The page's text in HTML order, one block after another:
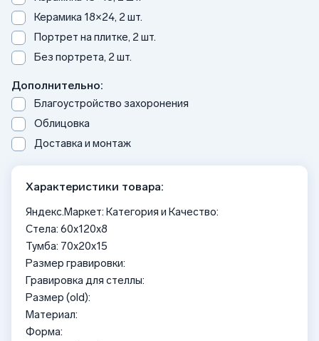
Керамика 18×24, 2 шт.
Портрет на плитке, 2 шт.
Без портрета, 2 шт.
Дополнительно:
Благоустройство захоронения
Облицовка
Доставка и монтаж
Характеристики товара:
Яндекс.Маркет: Категория и Качество:
Стела: 60х120х8
Тумба: 70x20x15
Размер гравировки:
Гравировка для стеллы:
Размер (old):
Материал:
Форма: